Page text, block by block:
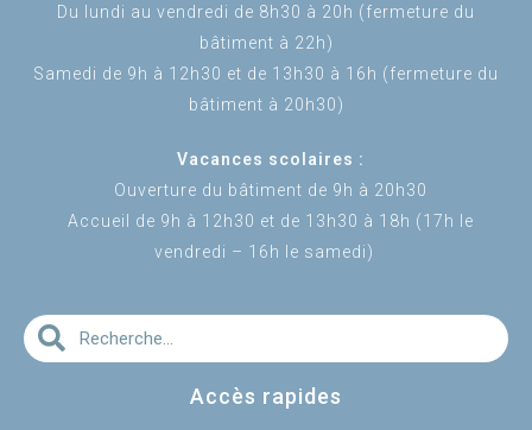
Du lundi au vendredi de 8h30 à 20h (fermeture du
bâtiment à 22h)
Samedi de 9h à 12h30 et de 13h30 à 16h (fermeture du
bâtiment à 20h30)
Vacances scolaires :
Ouverture du bâtiment de 9h à 20h30
Accueil de 9h à 12h30 et de 13h30 à 18h (17h le
vendredi – 16h le samedi)
Accès rapides